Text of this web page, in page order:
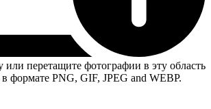
перетащите фотографии в эту область
формате PNG, GIF, JPEG and WEBP.